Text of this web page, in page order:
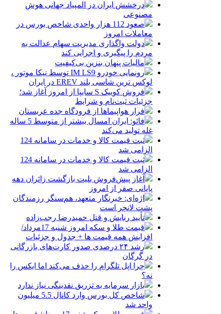
درخشش ایران در المپیاد جهانی هوش
مصنوعی
صعود 112 هزار واحدی شاخص بورس در
معاملات امروز
دولت واگذاری مدیریت سهام عدالت به
مردم را پیگیری و اجرایی کند
مالیات پنهان بنزین بی‌کیفیت
رونمایی خودرو IM LS9 توسط نیکا موتور ،
لوکس ترین شاسی بلند EREV در ایران
فروش کوییک S سایپا از امروز آغاز شد؛
جزئیات ثبت‌نام و شرایط
فرار هواپیماها از فرودگاه جده عربستان
فائو: ایران امسال بیشتر از متوسط 5 ساله
غله تولید می‌کند
ثبت قیمت کالا و خدمات در سامانه 124
الزامی شد
ثبت قیمت کالا و خدمات در سامانه 124
الزامی شد
آغاز پیش‌فروش بلیت بازگشت زائران دهه
پایانی صفر از امروز
اژه‌ای: خبرنگار متعهد، هم‌سنگر رزمندگان
پشت لانچر است
تأیید ربایش و قتل حمیدرضا رجب‌زاده
قیمت طلا و سکه امروز شنبه 17مرداد/
افزایش همه قیمت ها + جدول و جزئیات
رشد ۲۴ درصدی صدور کارت‌های بازرگانی
در گرگان
چرا اپل تلگرام را حذف می‌کند اما ایکس را
نه؟
بازار سرمایه به تزریق نقدینگی نیاز ندارد
شاخص کل بورس وارد کانال 5.5 میلیون
واحد شد